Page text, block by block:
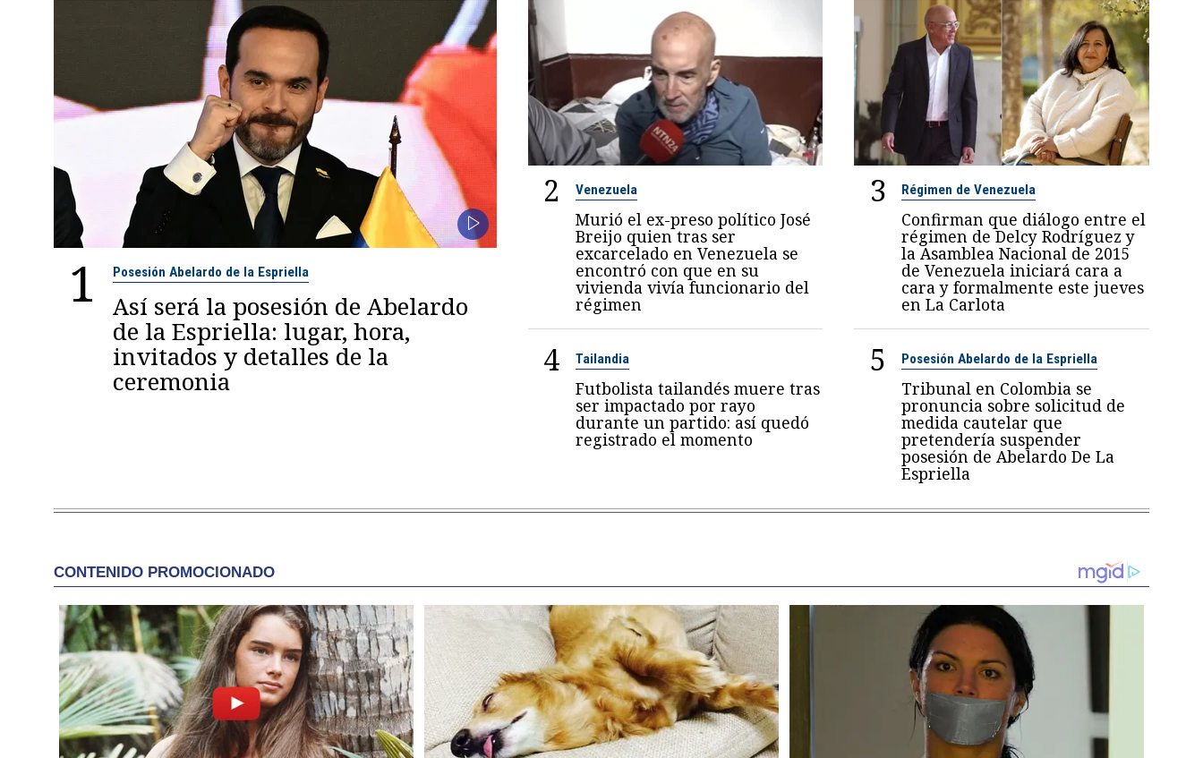
1 Posesión Abelardo de la Espriella
Así será la posesión de Abelardo
de la Espriella: lugar, hora,
invitados y detalles de la
ceremonia
2 Venezuela
Murió el ex-preso político José
Breijo quien tras ser
excarcelado en Venezuela se
encontró con que en su
vivienda vivía funcionario del
régimen
3 Régimen de Venezuela
Confirman que diálogo entre el
régimen de Delcy Rodríguez y
la Asamblea Nacional de 2015
de Venezuela iniciará cara a
cara y formalmente este jueves
en La Carlota
4 Tailandia
Futbolista tailandés muere tras
ser impactado por rayo
durante un partido: así quedó
registrado el momento
5 Posesión Abelardo de la Espriella
Tribunal en Colombia se
pronuncia sobre solicitud de
medida cautelar que
pretendería suspender
posesión de Abelardo De La
Espriella